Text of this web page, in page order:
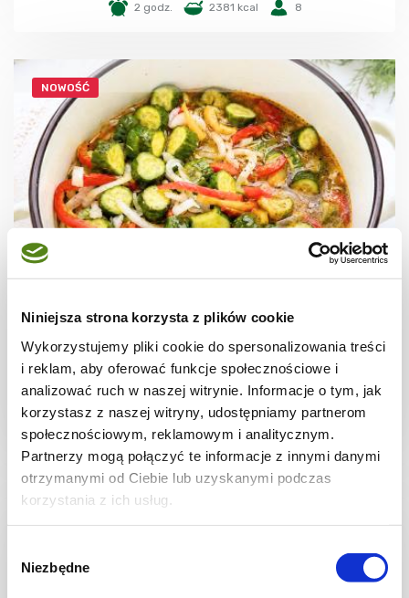
Niniejsza strona korzysta z plików cookie
Wykorzystujemy pliki cookie do spersonalizowania treści
i reklam, aby oferować funkcje społecznościowe i
analizować ruch w naszej witrynie. Informacje o tym, jak
korzystasz z naszej witryny, udostępniamy partnerom
społecznościowym, reklamowym i analitycznym.
Partnerzy mogą połączyć te informacje z innymi danymi
otrzymanymi od Ciebie lub uzyskanymi podczas
korzystania z ich usług.
zgody
Niezbędne
2 godz. 2381 kcal 8
NOWOŚĆ
Ogórki w zalewie gyros z papryką do
słoików na zimę
14 dni 2639 kcal 10